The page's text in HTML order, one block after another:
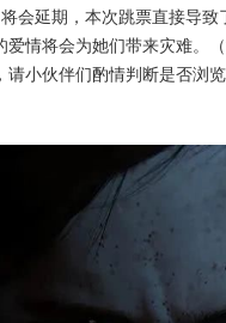
会延期，本次跳票直接导
情将会为她们带来灾难。
小伙伴们酌情判断是否浏览